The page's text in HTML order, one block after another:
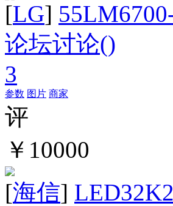
[LG]
论坛讨论()
3
参数 图片 商家
评
￥10000
[海信]